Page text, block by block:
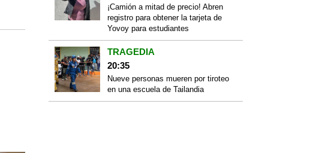
¡Camión a mitad de precio! Abren
registro para obtener la tarjeta de
Yovoy para estudiantes
TRAGEDIA
20:35
Nueve personas mueren por tiroteo
en una escuela de Tailandia